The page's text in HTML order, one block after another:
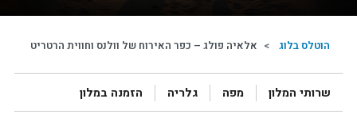
הוטלס בלוג > אלאיה פולג – כפר האירוח של וולנס וחווית הרטריט
שרותי המלון מפה גלריה הזמנה במלון